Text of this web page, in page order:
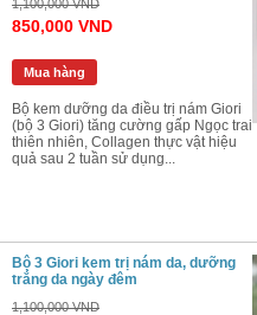
1,100,000 VND
850,000 VND
Mua hàng
Bộ kem dưỡng da điều trị nám Giori
(bộ 3 Giori) tăng cường gấp Ngọc trai
thiên nhiên, Collagen thực vật hiệu
quả sau 2 tuần sử dụng...
Bộ 3 Giori kem trị nám da, dưỡng
trắng da ngày đêm
1,100,000 VND